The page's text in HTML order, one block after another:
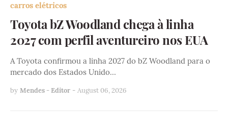
carros elétricos
Toyota bZ Woodland chega à linha
2027 com perfil aventureiro nos EUA
A Toyota confirmou a linha 2027 do bZ Woodland para o
mercado dos Estados Unido…
by Mendes - Editor - August 06, 2026